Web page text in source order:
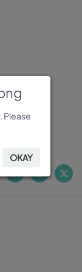
Please
OKAY
Please
OKAY
Please
OKAY
Please
OKAY
Please
OKAY